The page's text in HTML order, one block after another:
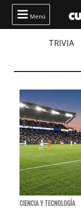
 Menú
TRIVIA
CIENCIA Y TECNOLOGÍA